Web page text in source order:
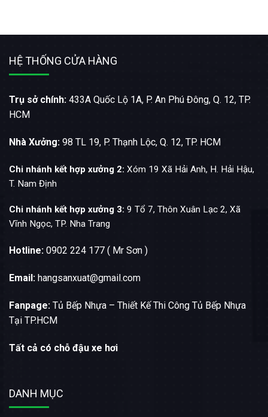
HỆ THỐNG CỬA HÀNG
Trụ sở chính: 433A Quốc Lộ 1A, P. An Phú Đông, Q. 12, TP.
HCM
Nhà Xưởng: 98 TL 19, P. Thạnh Lộc, Q. 12, TP. HCM
Chi nhánh kết hợp xưởng 2: Xóm 19 Xã Hải Anh, H. Hải Hậu,
T. Nam Định
Chi nhánh kết hợp xưởng 3: 9 Tổ 7, Thôn Xuân Lạc 2, Xã
Vĩnh Ngọc, TP. Nha Trang
Hotline: 0902 224 177 ( Mr Sơn )
Email: hangsanxuat@gmail.com
Fanpage: Tủ Bếp Nhựa – Thiết Kế Thi Công Tủ Bếp Nhựa
Tại TP.HCM
Tất cả có chỗ đậu xe hơi
DANH MỤC